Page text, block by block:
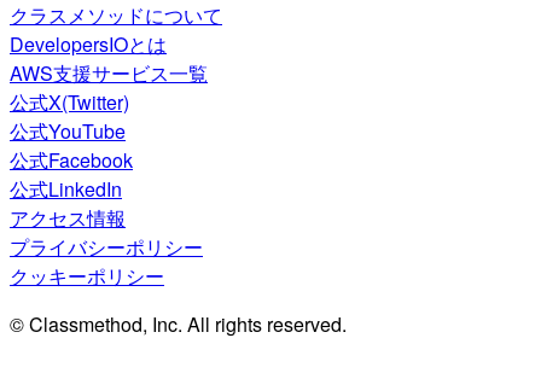
クラスメソッドについて
DevelopersIOとは
AWS支援サービス一覧
公式X(Twitter)
公式YouTube
公式Facebook
公式LinkedIn
アクセス情報
プライバシーポリシー
クッキーポリシー
© Classmethod, Inc. All rights reserved.